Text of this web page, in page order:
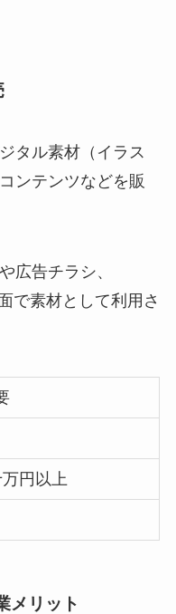
タル素材（イラス
ンテンツなどを販
広告チラシ、
で素材として利用さ
円以上
メリット